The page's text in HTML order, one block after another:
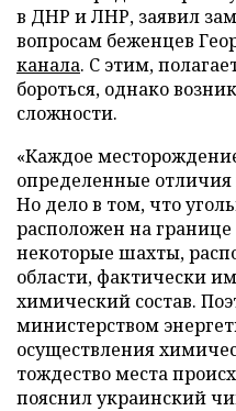
в ДНР и ЛНР, заявил
вопросам беженцев
канала. С этим,
бороться, однако
сложности.
«Каждое
определенные отличия
Но дело в том, что
расположен на границе
некоторые шахты,
области, фактически
химический состав.
министерством
осуществления
тождество места
пояснил украинский